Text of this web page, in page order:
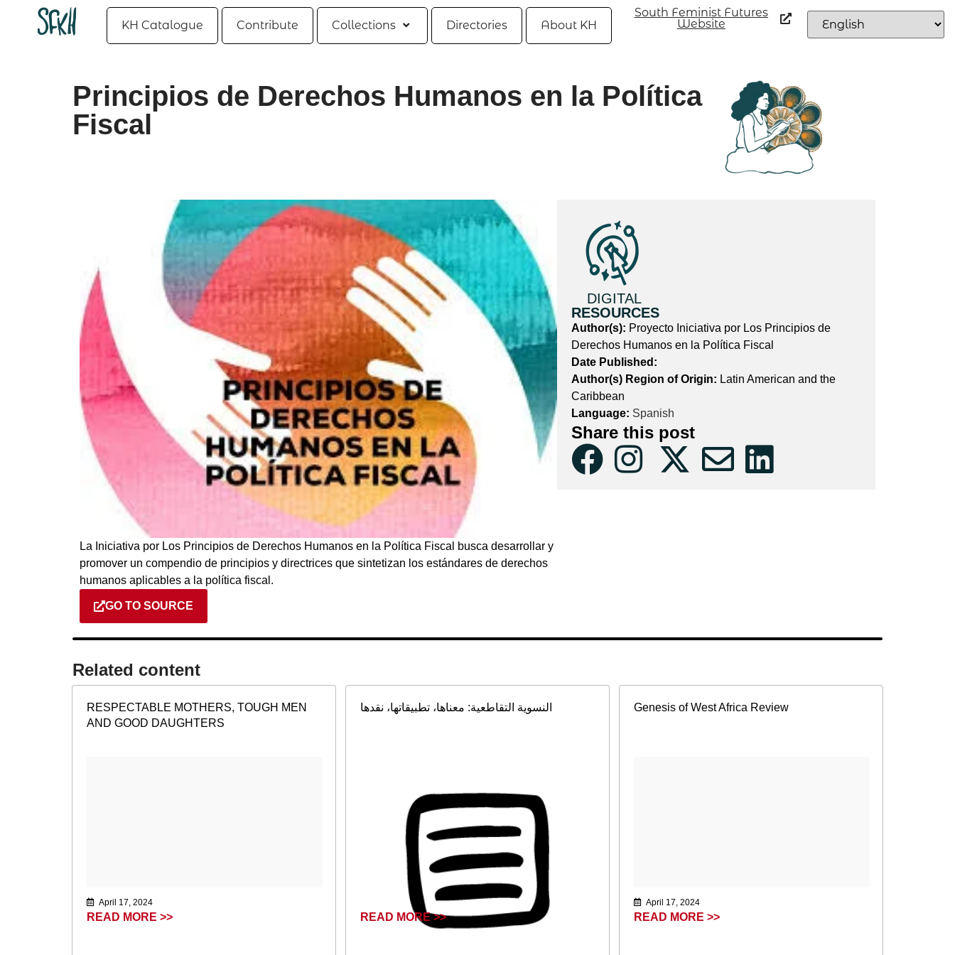
KH Catalogue Contribute Collections Directories About KH
South Feminist Futures
Website
Principios de Derechos Humanos en la Política
Fiscal
La Iniciativa por Los Principios de Derechos Humanos en la Política Fiscal busca desarrollar y
promover un compendio de principios y directrices que sintetizan los estándares de derechos
humanos aplicables a la política fiscal.
GO TO SOURCE
DIGITAL
RESOURCES
Author(s): Proyecto Iniciativa por Los Principios de
Derechos Humanos en la Política Fiscal
Date Published:
Author(s) Region of Origin: Latin American and the
Caribbean
Language: Spanish
Share this post
Related content​
RESPECTABLE MOTHERS, TOUGH MEN
AND GOOD DAUGHTERS
April 17, 2024
READ MORE >>
النسوية التقاطعية: معناها، تطبيقاتها، نقدها
READ MORE >>
Genesis of West Africa Review
April 17, 2024
READ MORE >>